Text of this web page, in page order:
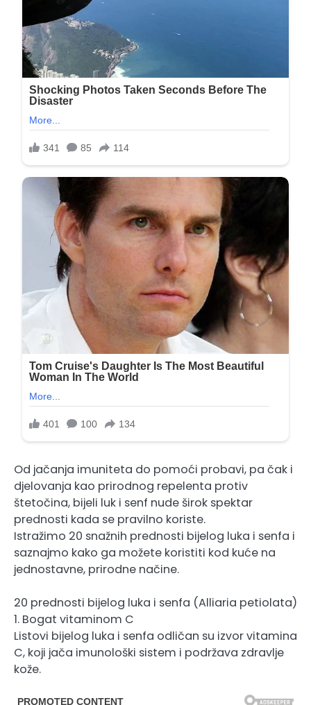
Od jačanja imuniteta do pomoći probavi, pa čak i
djelovanja kao prirodnog repelenta protiv
štetočina, bijeli luk i senf nude širok spektar
prednosti kada se pravilno koriste.
Istražimo 20 snažnih prednosti bijelog luka i senfa i
saznajmo kako ga možete koristiti kod kuće na
jednostavne, prirodne načine.
20 prednosti bijelog luka i senfa (Alliaria petiolata)
1. Bogat vitaminom C
Listovi bijelog luka i senfa odličan su izvor vitamina
C, koji jača imunološki sistem i podržava zdravlje
kože.